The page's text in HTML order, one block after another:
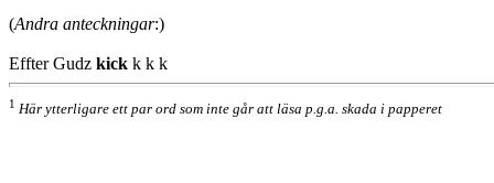
(Andra anteckningar:)
Effter Gudz kick k k k
1 Här ytterligare ett par ord som inte går att läsa p.g.a. skada i papperet